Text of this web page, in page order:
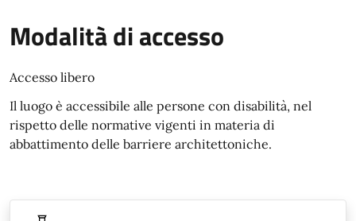
Modalità di accesso
Accesso libero
Il luogo è accessibile alle persone con disabilità, nel
rispetto delle normative vigenti in materia di
abbattimento delle barriere architettoniche.